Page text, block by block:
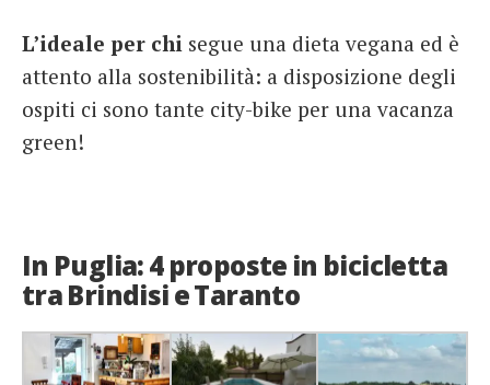
L’ideale per chi segue una dieta vegana ed è
attento alla sostenibilità: a disposizione degli
ospiti ci sono tante city-bike per una vacanza
green!
In Puglia: 4 proposte in bicicletta
tra Brindisi e Taranto